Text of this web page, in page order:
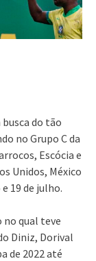
do tão
no Grupo C da
Escócia e
Unidos, México
19 de julho.
no qual teve
Diniz, Dorival
de 2022 até